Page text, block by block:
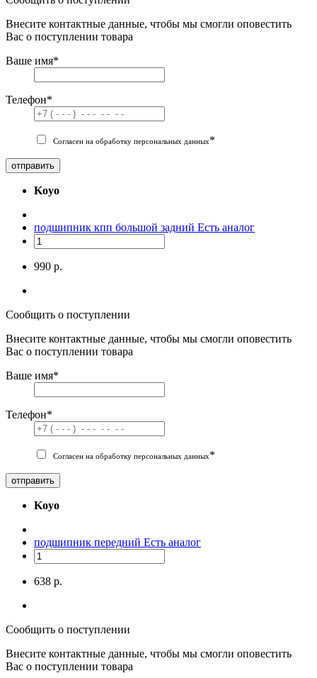
Внесите контактные данные, чтобы мы смогли оповестить
Вас о поступлении товара
Ваше имя*
Телефон*
Согласен на обработку персональных данных*
отправить
Koyo
подшипник кпп большой задний Есть аналог
990 р.
Сообщить о поступлении
Внесите контактные данные, чтобы мы смогли оповестить
Вас о поступлении товара
Ваше имя*
Телефон*
Согласен на обработку персональных данных*
отправить
Koyo
подшипник передний Есть аналог
638 р.
Сообщить о поступлении
Внесите контактные данные, чтобы мы смогли оповестить
Вас о поступлении товара